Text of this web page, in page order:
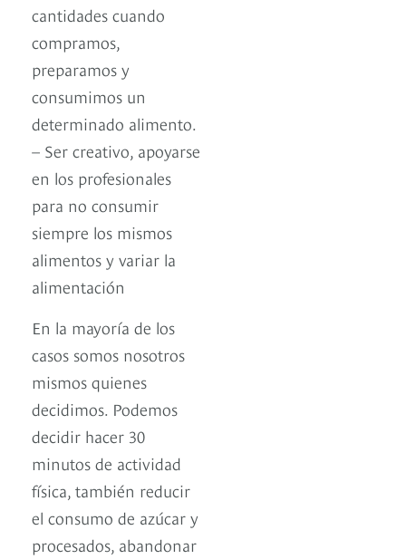
cantidades cuando
compramos,
preparamos y
consumimos un
determinado alimento.
– Ser creativo, apoyarse
en los profesionales
para no consumir
siempre los mismos
alimentos y variar la
alimentación
En la mayoría de los
casos somos nosotros
mismos quienes
decidimos. Podemos
decidir hacer 30
minutos de actividad
física, también reducir
el consumo de azúcar y
procesados, abandonar